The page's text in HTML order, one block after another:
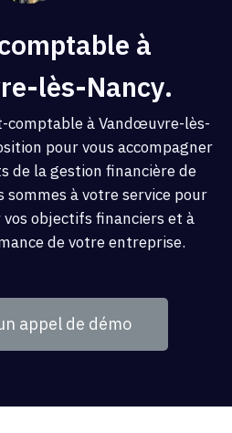
à
lès-Nancy.
comptable à Vandœuvre-lès-
pour vous accompagner
de la gestion financière de
à votre service pour
objectifs financiers et à
de votre entreprise.
appel de démo